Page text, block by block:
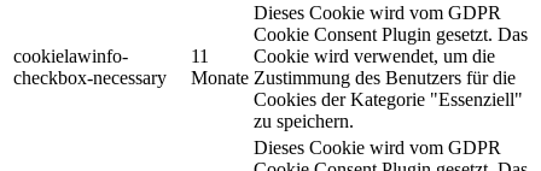
cookielawinfo-
checkbox-necessary
11
Monate
Dieses Cookie wird vom GDPR
Cookie Consent Plugin gesetzt. Das
Cookie wird verwendet, um die
Zustimmung des Benutzers für die
Cookies der Kategorie "Essenziell"
zu speichern.
Dieses Cookie wird vom GDPR